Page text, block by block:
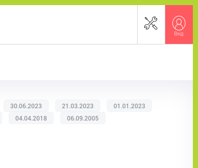
30.06.2023 21.03.2023
01.01.2023
04.04.2018 06.09.2005